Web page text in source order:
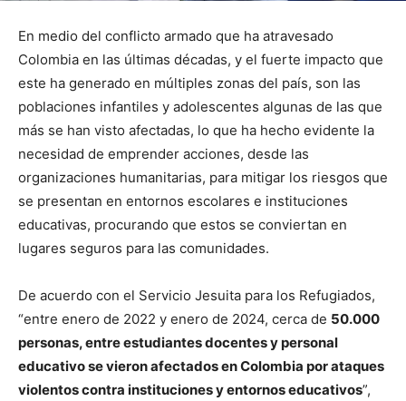
En medio del conflicto armado que ha atravesado
Colombia en las últimas décadas, y el fuerte impacto que
este ha generado en múltiples zonas del país, son las
poblaciones infantiles y adolescentes algunas de las que
más se han visto afectadas, lo que ha hecho evidente la
necesidad de emprender acciones, desde las
organizaciones humanitarias, para mitigar los riesgos que
se presentan en entornos escolares e instituciones
educativas, procurando que estos se conviertan en
lugares seguros para las comunidades.
De acuerdo con el Servicio Jesuita para los Refugiados,
“entre enero de 2022 y enero de 2024, cerca de 50.000
personas, entre estudiantes docentes y personal
educativo se vieron afectados en Colombia por ataques
violentos contra instituciones y entornos educativos”,